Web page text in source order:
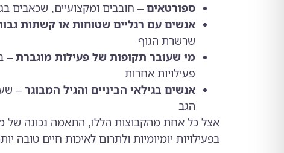
ספורטאים – חובבים ומקצועיים, שכאבים
אנשים עם רגליים שטוחות או קשתות
שרשרת הגוף
מי שעובר תקופות של פעילות מוגברת –
פעילויות אחרות
אנשים בגילאי הביניים והגיל המבוגר –
הגב
אצל כל אחת מהקבוצות הללו, התאמה נכונה של
בפעילויות יומיומיות ולתרום לאיכות חיים טובה